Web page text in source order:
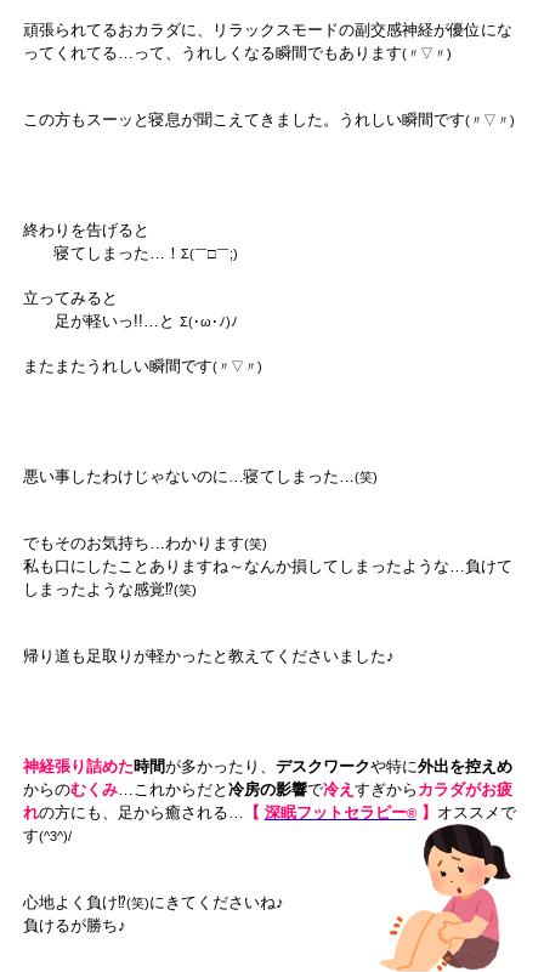
頑張られてるおカラダに、リラックスモードの副交感神経が優位にな
ってくれてる…って、うれしくなる瞬間でもあります(〃▽〃)
この方もスーッと寝息が聞こえてきました。うれしい瞬間です(〃▽〃)
終わりを告げると
寝てしまった…！ Σ(￣□￣;)
立ってみると
足が軽いっ!!…と Σ(･ω･ﾉ)ﾉ
またまたうれしい瞬間です(〃▽〃)
悪い事したわけじゃないのに…寝てしまった… (笑)
でもそのお気持ち…わかります(笑)
私も口にしたことありますね～なんか損してしまったような…負けて
しまったような感覚⁉(笑)
帰り道も足取りが軽かったと 教えてくださいました♪
神経張り詰めた時間が多かったり、 デスクワークや特に外出を控えめ
からのむくみ…これからだと 冷房の影響で冷え すぎから カラダがお疲
れの方にも、足から癒される… 【 深眠フットセラピー®】 オススメで
す(^3^)/
心地よく負け⁉(笑)にきてくださいね♪
負けるが勝ち♪